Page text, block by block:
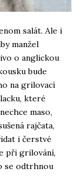
salát. Ale i
manžel
o anglickou
bude
na grilovací
které
maso,
rajčata,
i čerstvé
při grilování,
se odtrhnou